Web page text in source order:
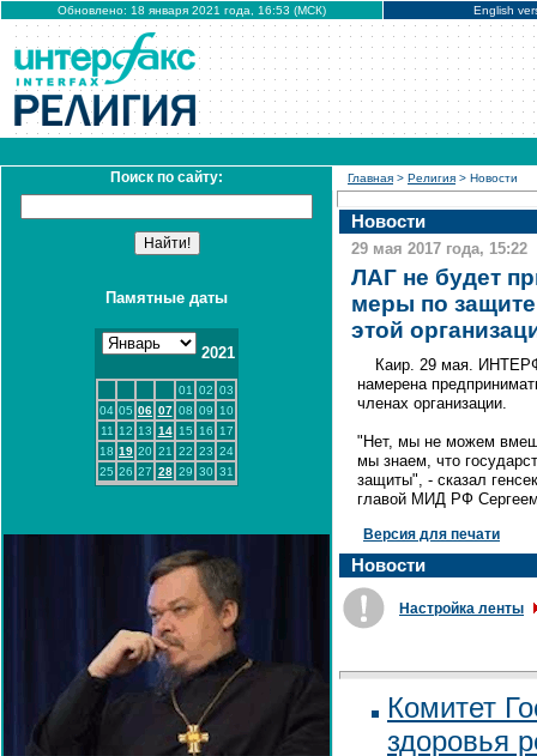
Обновлено: 18 января 2021 года, 16:53 (МСК) English
Поиск по сайту:
Памятные даты
2021
01 02 03
04 05 06 07 08 09
10
11
12 13 14 15 16
17
18 19 20 21 22 23 24
25 26 27 28 29 30 31
Главная > Религия > Новости
Новости
29 мая 2017 года, 15:22
ЛАГ не будет
меры по защите
этой
Каир. 29 мая.
намерена
членах организации.
"Нет, мы не можем
мы знаем, что
защиты", - сказал
главой МИД РФ
Версия для печати
Новости
Настройка ленты
Комитет
здоровья